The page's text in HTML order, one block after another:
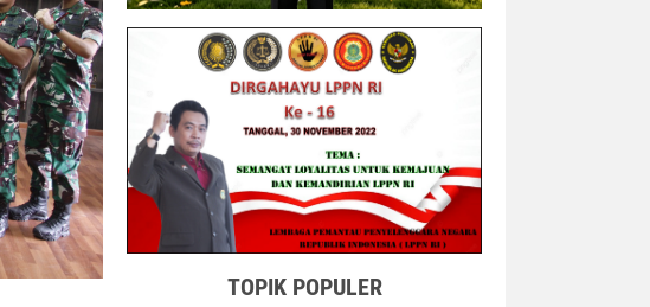
TOPIK POPULER